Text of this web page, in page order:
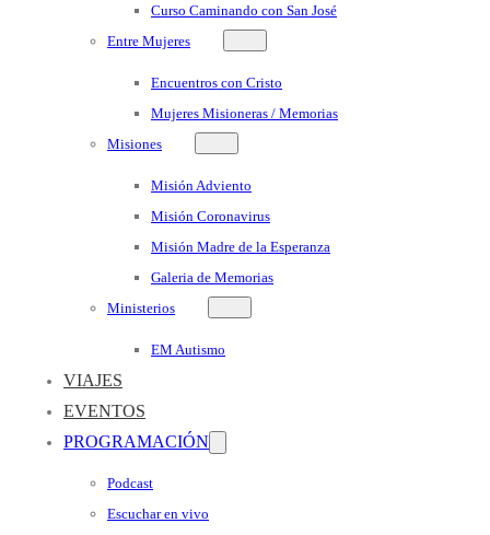
Curso Caminando con San José
Entre Mujeres
Encuentros con Cristo
Mujeres Misioneras / Memorias
Misiones
Misión Adviento
Misión Coronavirus
Misión Madre de la Esperanza
Galeria de Memorias
Ministerios
EM Autismo
VIAJES
EVENTOS
PROGRAMACIÓN
Podcast
Escuchar en vivo